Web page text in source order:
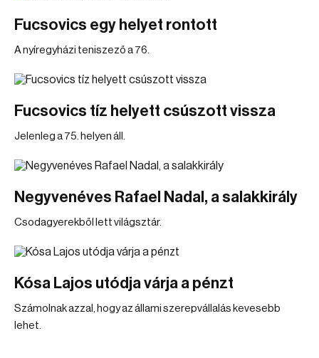
Fucsovics egy helyet rontott
A nyíregyházi teniszező a 76.
Fucsovics tíz helyett csúszott vissza
Jelenleg a 75. helyen áll.
Negyvenéves Rafael Nadal, a salakkirály
Csodagyerekből lett világsztár.
Kósa Lajos utódja várja a pénzt
Számolnak azzal, hogy az állami szerepvállalás kevesebb
lehet.